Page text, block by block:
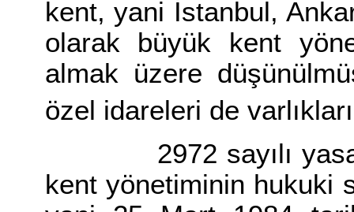
kent, yani İstanbul,
olarak büyük kent
almak üzere
özel idareleri de
2972 sayılı yasa,
kent yönetiminin hukuki